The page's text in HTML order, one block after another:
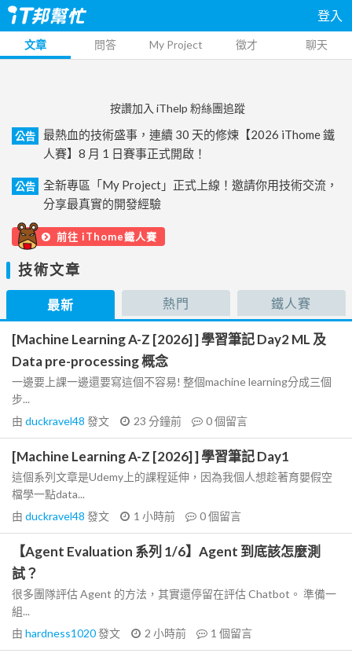
登入
文章 問答 My Project 徵才 聊天
按讚加入 iThelp 粉絲團追蹤
公告
最熱血的技術盛事，連續 30 天的修煉【2026 iThome 鐵
人賽】8 月 1 日賽事正式開啟！
公告
全新專區「My Project」正式上線！邀請你用技術交流，
分享最真實的開發經驗
前往 iThome鐵人賽
技術文章
最新 熱門 鐵人賽
[Machine Learning A-Z [2026] ] 學習筆記 Day2 ML 及
Data pre-processing 概念
一邊要上課一邊還要寫這個不容易! 整個machine learning分成三個
步...
由 duckravel48 發文 23 分鐘前 0個留言
[Machine Learning A-Z [2026] ] 學習筆記 Day1
這個系列文章是Udemy上的課程延伸，因為我個人想趁著育嬰假空
檔學一點data...
由 duckravel48 發文 1 小時前 0個留言
【Agent Evaluation 系列 1/6】Agent 到底該怎麼測
試？
很多團隊評估 Agent 的方法，其實還停留在評估 Chatbot。 準備一
組...
由 hardness1020發文 2 小時前 1 個留言